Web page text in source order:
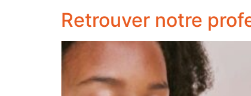
Retrouver notre